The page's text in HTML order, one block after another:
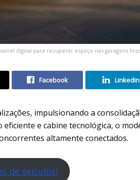
digital para recuperar espaço nas garagens
Facebook Linkedin
impulsionando a
e cabine tecnológica, o
altamente conectados.
de veículos!